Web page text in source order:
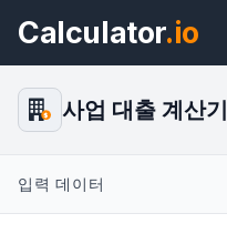
Calculator.io
$ 사업 대출 계산기
입력 데이터